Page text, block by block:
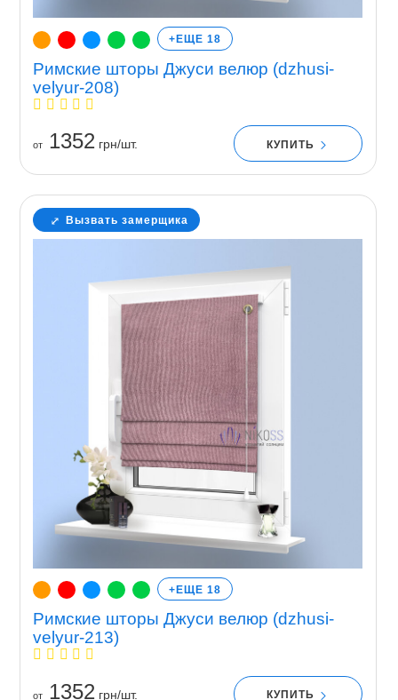
+ЕЩЕ 18
Римские шторы Джуси велюр (dzhusi-
velyur-208)
от1352грн/шт. КУПИТЬ
Вызвать замерщика
+ЕЩЕ 18
Римские шторы Джуси велюр (dzhusi-
velyur-213)
от1352 грн/шт. КУПИТЬ